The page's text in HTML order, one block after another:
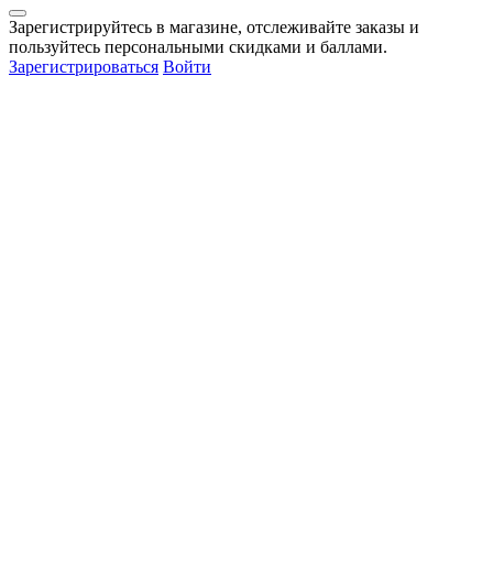
Зарегистрируйтесь в магазине, отслеживайте заказы и
пользуйтесь персональными скидками и баллами.
Зарегистрироваться Войти